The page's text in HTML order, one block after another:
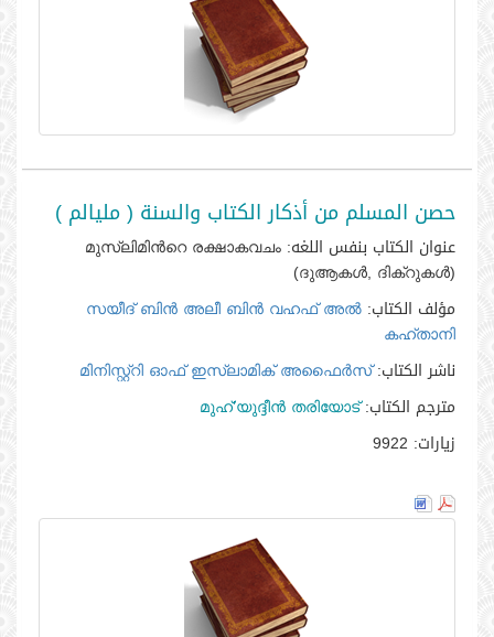
حصن المسلم من أذكار الكتاب والسنة ( مليالم )
عنوان الكتاب بنفس اللغه: മുസ്ലിമിന്‍റെ രക്ഷാകവചം
(ദുആകള്‍, ദിക്‌റുകള്‍)
مؤلف الكتاب: സയീദ്‌ ബിന്‍ അലീ ബിന്‍ വഹഫ്‌ അല്‍
കഹ്താനി
ناشر الكتاب: മിനിസ്റ്റ്റി ഓഫ്‌ ഇസ്ലാമിക്‌ അഫൈര്‍സ്‌
مترجم الكتاب: മുഹ്’യുദ്ദീന്‍ തരിയോട്
زيارات: